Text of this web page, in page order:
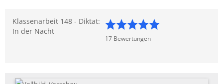
Klassenarbeit 148 - Diktat:
In der Nacht
17 Bewertungen